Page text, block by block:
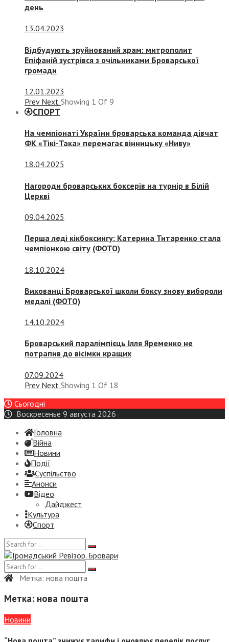
день
13.04.2023
Відбудують зруйнований храм: митрополит
Епіфаній зустрівся з очільниками Броварської
громади
12.01.2023
Prev Next Showing 1 Of 9
СПОРТ
На чемпіонаті України броварська команда дівчат
ФК «Тікі-Така» перемагає вінницьку «Ниву»
18.04.2025
Нагороди броварських боксерів на турнір в Білій
Церкві
09.04.2025
Перша леді кікбоксингу: Катерина Титаренко стала
чемпіонкою світу (ФОТО)
18.10.2024
Вихованці Броварської школи боксу знову вибороли
медалі (ФОТО)
14.10.2024
Броварський паралімпієць Ілля Яременко не
потрапив до вісімки кращих
07.09.2024
Prev Next Showing 1 Of 18
Сьогодні
Воскресенье 9 августа 2026
Головна
Війна
Новини
Події
Суспiльство
Анонси
Відео
Дайджест
Культура
Спорт
Метка: нова пошта
Метка: нова пошта
Новини